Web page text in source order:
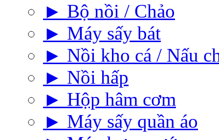
► Bộ nồi / Chảo
► Máy sấy bát
► Nồi kho cá / Nấu
► Nồi hấp
► Hộp hâm cơm
► Máy sấy quần áo